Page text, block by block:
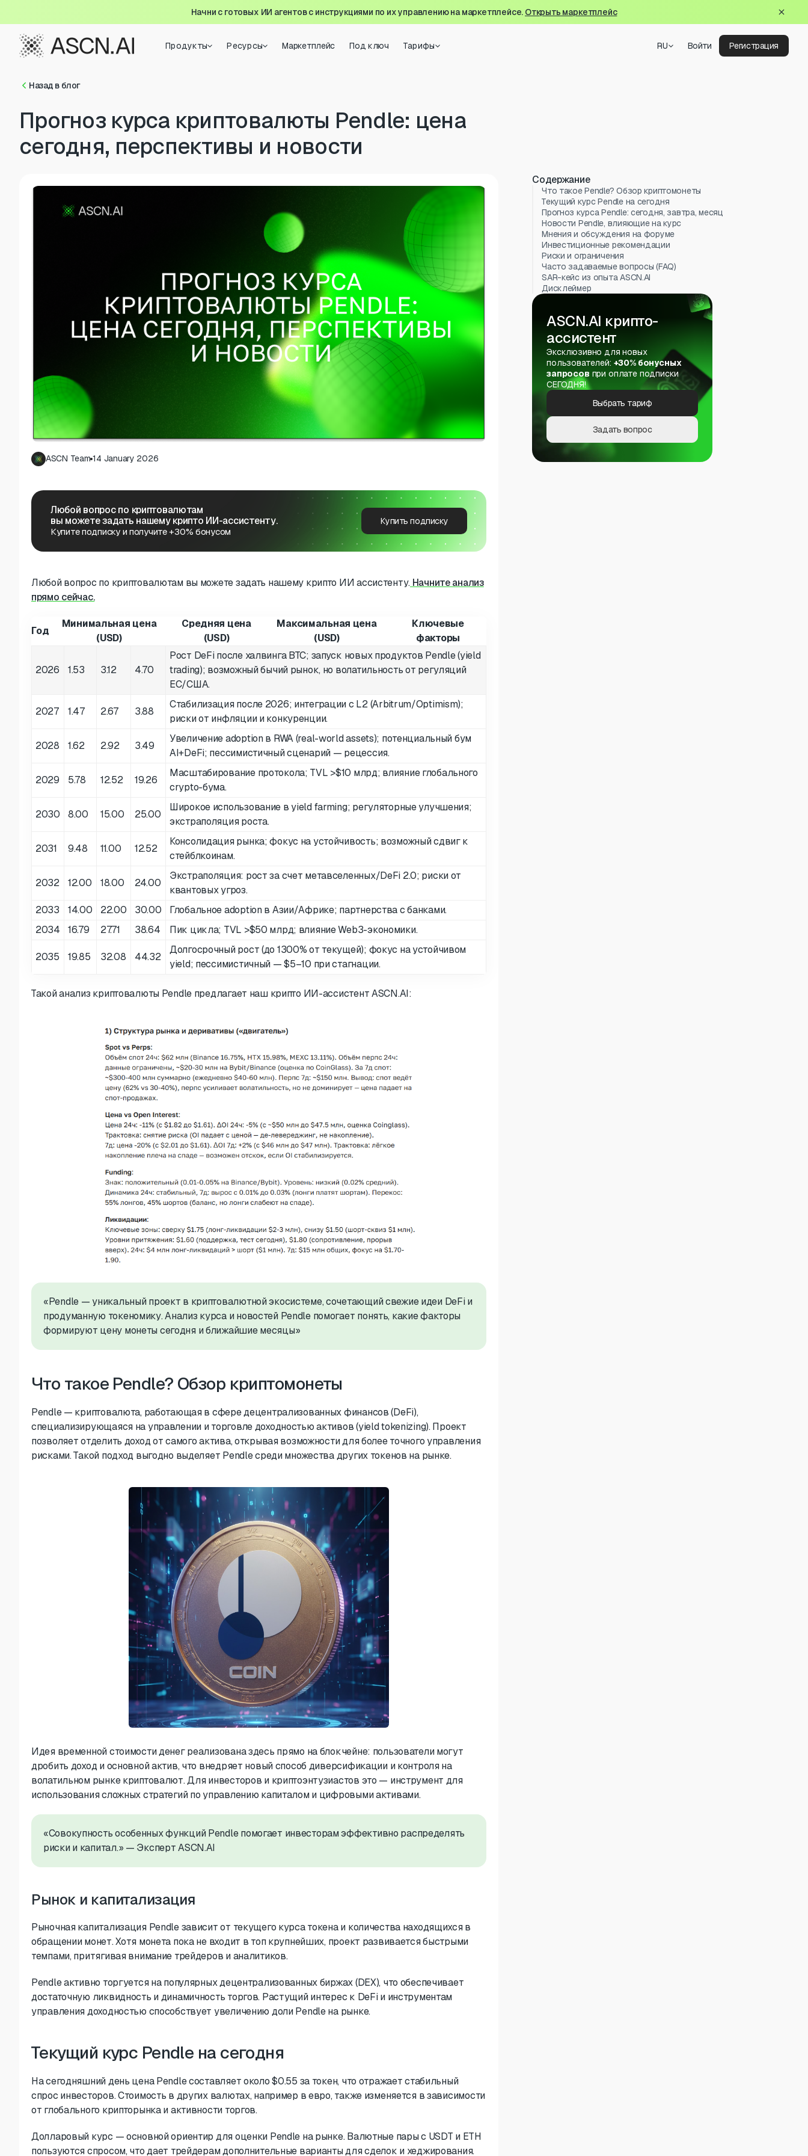
Начни с готовых ИИ агентов с инструкциями по их управлению на маркетплейсе. Открыть маркетплейс
Продукты Ресурсы Маркетплейс Под ключ Тарифы RU Войти Регистрация
Назад в блог
Прогноз курса криптовалюты Pendle: цена
сегодня, перспективы и новости
ASCN Team 14 January 2026
Любой вопрос по криптовалютам
вы можете задать нашему крипто ИИ-ассистенту.
Купите подписку и получите +30% бонусом
Купить подписку
Любой вопрос по криптовалютам вы можете задать нашему крипто ИИ ассистенту. Начните анализ
прямо сейчас.
Год
Минимальная цена
(USD)
Средняя цена
(USD)
Максимальная цена
(USD)
Ключевые
факторы
2026 1.53 3.12 4.70
Рост DeFi после халвинга BTC; запуск новых продуктов Pendle (yield
trading); возможный бычий рынок, но волатильность от регуляций
ЕС/США.
2027 1.47 2.67 3.88
Стабилизация после 2026; интеграции с L2 (Arbitrum/Optimism);
риски от инфляции и конкуренции.
2028 1.62 2.92 3.49
Увеличение adoption в RWA (real-world assets); потенциальный бум
AI+DeFi; пессимистичный сценарий — рецессия.
2029 5.78 12.52 19.26
Масштабирование протокола; TVL >$10 млрд; влияние глобального
crypto-бума.
2030 8.00 15.00 25.00
Широкое использование в yield farming; регуляторные улучшения;
экстраполяция роста.
2031 9.48 11.00 12.52
Консолидация рынка; фокус на устойчивость; возможный сдвиг к
стейблкоинам.
2032 12.00 18.00 24.00
Экстраполяция: рост за счет метавселенных/DeFi 2.0; риски от
квантовых угроз.
2033
14.00 22.00 30.00
Глобальное adoption в Азии/Африке; партнерства с банками.
2034
16.79 27.71 38.64 Пик цикла; TVL >$50 млрд; влияние Web3-экономики.
2035 19.85 32.08 44.32
Долгосрочный рост (до 1300% от текущей); фокус на устойчивом
yield; пессимистичный — $5–10 при стагнации.
Такой анализ криптовалюты Pendle предлагает наш крипто ИИ-ассистент ASCN.AI:
«Pendle — уникальный проект в криптовалютной экосистеме, сочетающий свежие идеи DeFi и
продуманную токеномику. Анализ курса и новостей Pendle помогает понять, какие факторы
формируют цену монеты сегодня и ближайшие месяцы»
Что такое Pendle? Обзор криптомонеты
Pendle — криптовалюта, работающая в сфере децентрализованных финансов (DeFi),
специализирующаяся на управлении и торговле доходностью активов (yield tokenizing). Проект
позволяет отделить доход от самого актива, открывая возможности для более точного управления
рисками. Такой подход выгодно выделяет Pendle среди множества других токенов на рынке.
Идея временной стоимости денег реализована здесь прямо на блокчейне: пользователи могут
дробить доход и основной актив, что внедряет новый способ диверсификации и контроля на
волатильном рынке криптовалют. Для инвесторов и криптоэнтузиастов это — инструмент для
использования сложных стратегий по управлению капиталом и цифровыми активами.
«Совокупность особенных функций Pendle помогает инвесторам эффективно распределять
риски и капитал.» — Эксперт ASCN.AI
Рынок и капитализация
Рыночная капитализация Pendle зависит от текущего курса токена и количества находящихся в
обращении монет. Хотя монета пока не входит в топ крупнейших, проект развивается быстрыми
темпами, притягивая внимание трейдеров и аналитиков.
Pendle активно торгуется на популярных децентрализованных биржах (DEX), что обеспечивает
достаточную ликвидность и динамичность торгов. Растущий интерес к DeFi и инструментам
управления доходностью способствует увеличению доли Pendle на рынке.
Текущий курс Pendle на сегодня
На сегодняшний день цена Pendle составляет около $0.55 за токен, что отражает стабильный
спрос инвесторов. Стоимость в других валютах, например в евро, также изменяется в зависимости
от глобального крипторынка и активности торгов.
Долларовый курс — основной ориентир для оценки Pendle на рынке. Валютные пары с USDT и ETH
пользуются спросом, что дает трейдерам дополнительные варианты для сделок и хеджирования.
Содержание
Что такое Pendle? Обзор криптомонеты
Текущий курс Pendle на сегодня
Прогноз курса Pendle: сегодня, завтра, месяц
Новости Pendle, влияющие на курс
Мнения и обсуждения на форуме
Инвестиционные рекомендации
Риски и ограничения
Часто задаваемые вопросы (FAQ)
SAR-кейс из опыта ASCN.AI
Дисклеймер
ASCN.AI крипто-
ассистент
Эксклюзивно для новых
пользователей: +30% бонусных
запросов при оплате подписки
СЕГОДНЯ!
Выбрать тариф
Задать вопрос